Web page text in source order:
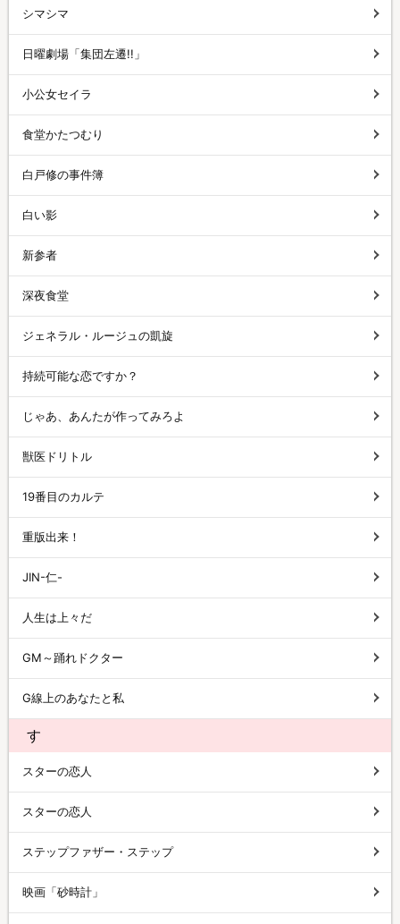
シマシマ
日曜劇場「集団左遷!!」
小公女セイラ
食堂かたつむり
白戸修の事件簿
白い影
新参者
深夜食堂
ジェネラル・ルージュの凱旋
持続可能な恋ですか？
じゃあ、あんたが作ってみろよ
獣医ドリトル
19番目のカルテ
重版出来！
JIN-仁-
人生は上々だ
GM～踊れドクター
G線上のあなたと私
す
スターの恋人
スターの恋人
ステップファザー・ステップ
映画「砂時計」